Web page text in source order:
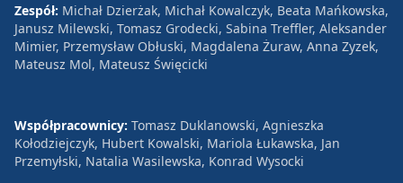
Zespół: Michał Dzierżak, Michał Kowalczyk, Beata Mańkowska,
Janusz Milewski, Tomasz Grodecki, Sabina Treffler, Aleksander
Mimier, Przemysław Obłuski, Magdalena Żuraw, Anna Zyzek,
Mateusz Mol, Mateusz Święcicki
Współpracownicy: Tomasz Duklanowski, Agnieszka
Kołodziejczyk, Hubert Kowalski, Mariola Łukawska, Jan
Przemyłski, Natalia Wasilewska, Konrad Wysocki